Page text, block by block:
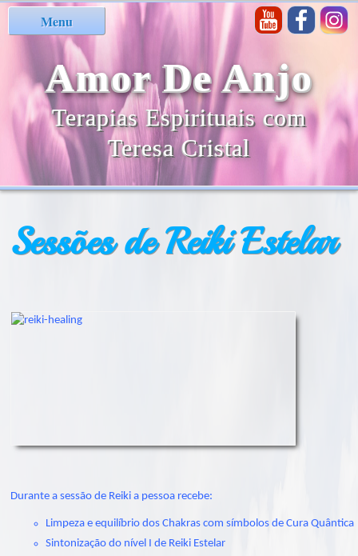
Amor De Anjo
Terapias Espirituais com
Teresa Cristal
Menu
Sessões de Reiki Estelar
Durante a sessão de Reiki a pessoa recebe:
Limpeza e equilíbrio dos Chakras com símbolos de Cura Quântica
Sintonização do nível I de Reiki Estelar